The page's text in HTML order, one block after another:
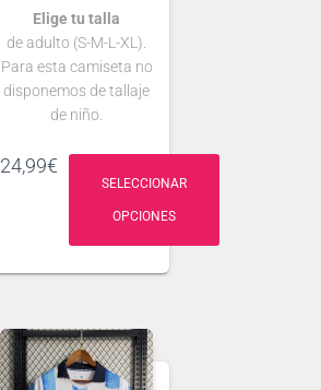
Elige tu talla
de adulto (S-M-L-XL).
Para esta camiseta no
disponemos de tallaje
de niño.
consulta nuestra
nombre y número
personalizado o bien
de algún jugador, lo
que escribas será lo
24,99€
SELECCIONAR
OPCIONES